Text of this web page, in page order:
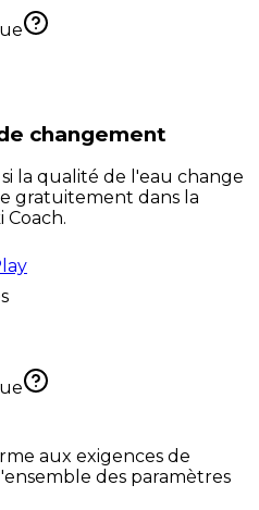
changement
la qualité de l'eau change
gratuitement dans la
Coach.
aux exigences de
des paramètres